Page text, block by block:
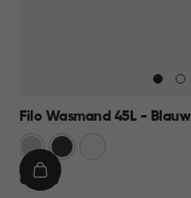
Filo Wasmand 45L - Blauw
BlauwAntraciet
€
€ 13,95
IN